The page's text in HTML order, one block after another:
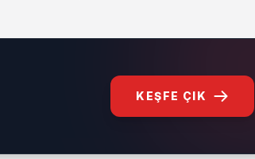
KEŞFE ÇIK